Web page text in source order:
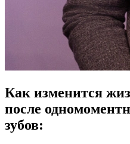
Как изменится
после
зубов: